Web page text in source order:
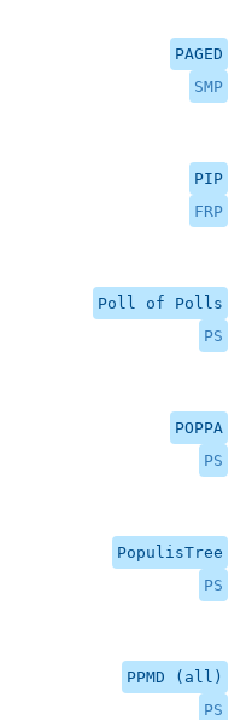
PAGED
SMP
PIP
FRP
Poll of Polls
PS
POPPA
PS
PopulisTree
PS
PPMD (all)
PS